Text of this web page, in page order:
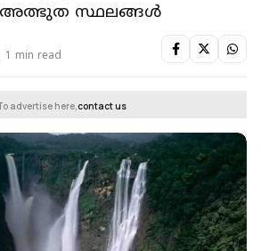
5 അത്ഭുത സ്ഥലങ്ങള്‍
1 min read
advertise here,contact us